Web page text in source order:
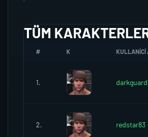
TÜM
# K KULLANICI
1.
2. redstar83